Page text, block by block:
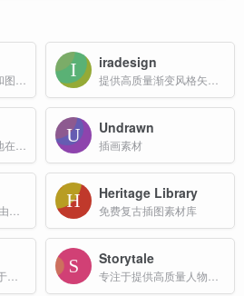
iradesign
Undrawn
插画素材
Heritage Library
免费复古插图素材库
Storytale